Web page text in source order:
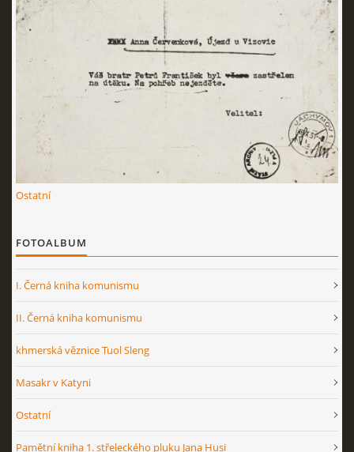
Ostatní
FOTOALBUM
I. Černá kniha komunismu
II. Černá kniha komunismu
khmerská věznice Tuol Sleng
Masakr v Katyni
Ostatní
Pamětní kniha 1. střeleckého pluku Jana Husi